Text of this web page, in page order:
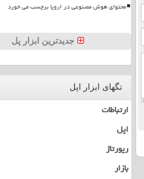
محتوای هوش مصنوعی در اروپا برچسب می خورد
جدیدترین ابزار پل
تگهای ابزار اپل
ارتباطات
اپل
رپورتاژ
بازار